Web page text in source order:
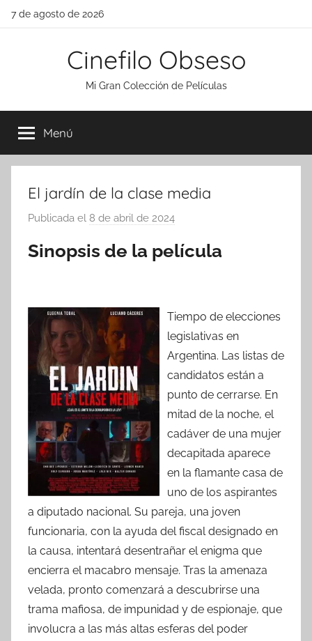
Saltar
7 de agosto de 2026
Cinefilo Obseso
Mi Gran Colección de Películas
Menú
El jardín de la clase media
Publicada el 8 de abril de 2024
r
Sinopsis de la película
Tiempo de elecciones
legislativas en
Argentina. Las listas de
candidatos están a
punto de cerrarse. En
mitad de la noche, el
cadáver de una mujer
decapitada aparece
en la flamante casa de
uno de los aspirantes
a diputado nacional. Su pareja, una joven
funcionaria, con la ayuda del fiscal designado en
la causa, intentará desentrañar el enigma que
encierra el macabro mensaje. Tras la amenaza
velada, pronto comenzará a descubrirse una
trama mafiosa, de impunidad y de espionaje, que
involucra a las más altas esferas del poder